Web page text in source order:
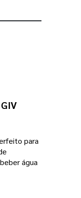
para
água